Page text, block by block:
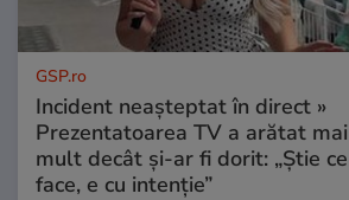
GSP.ro
Incident neașteptat în direct »
Prezentatoarea TV a arătat mai
mult decât și-ar fi dorit: „Știe ce
face, e cu intenție”